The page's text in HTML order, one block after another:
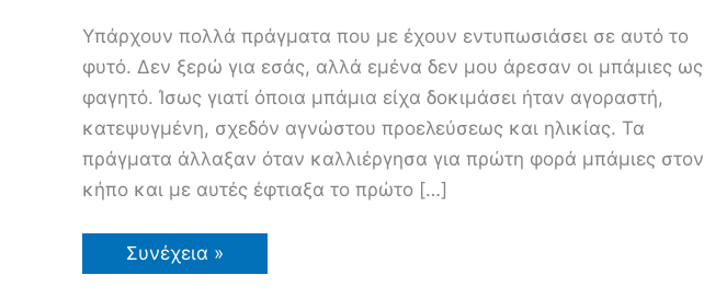
Υπάρχουν πολλά πράγματα που με έχουν εντυπωσιάσει σε αυτό το
φυτό. Δεν ξερώ για εσάς, αλλά εμένα δεν μου άρεσαν οι μπάμιες ως
φαγητό. Ίσως γιατί όποια μπάμια είχα δοκιμάσει ήταν αγοραστή,
κατεψυγμένη, σχεδόν αγνώστου προελεύσεως και ηλικίας. Τα
πράγματα άλλαξαν όταν καλλιέργησα για πρώτη φορά μπάμιες στον
κήπο και με αυτές έφτιαξα το πρώτο […]
Μπάμιες
–
Συνέχεια »